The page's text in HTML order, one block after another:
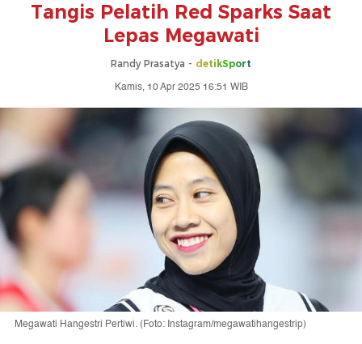
Tangis Pelatih Red Sparks Saat
Lepas Megawati
Randy Prasatya - detikSport
Kamis, 10 Apr 2025 16:51 WIB
Megawati Hangestri Pertiwi. (Foto: Instagram/megawatihangestrip)